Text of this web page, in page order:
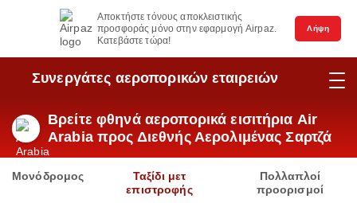
Αποκτήστε τόνους αποκλειστικής
προσφοράς μόνο στην εφαρμογή Airpaz.
Κατεβάστε τώρα!
Λήψη
Συνεργάτες αεροπορικών εταιρειών
Βρείτε φθηνά αεροπορικά εισιτήρια Air
Arabia προς Διεθνής Αερολιμένας Σαρτζά
Μονόδρομος
Ταξίδι μετ
επιστροφής
Πολλαπλοί
προορισμοί